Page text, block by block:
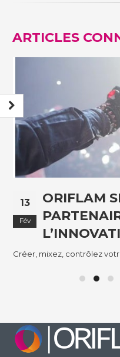
ARTICLES
13
Fév
ORIFLAM
Créer, mixez, contrôlez